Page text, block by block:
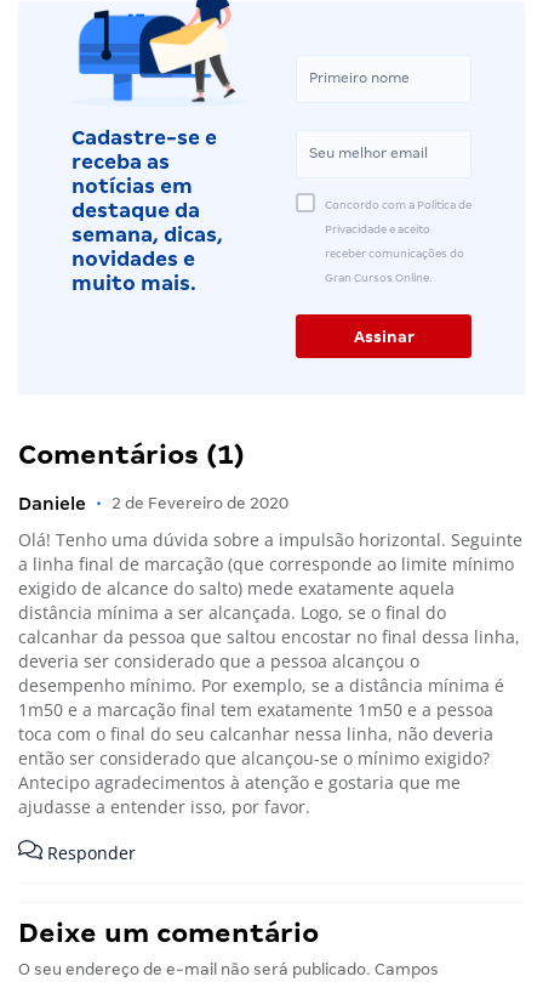
Cadastre-se e
receba as
notícias em
destaque da
semana, dicas,
novidades e
muito mais.
Concordo com a Política de
Privacidade e aceito
receber comunicações do
Gran Cursos Online.
Comentários (1)
Daniele • 2 de Fevereiro de 2020
Olá! Tenho uma dúvida sobre a impulsão horizontal. Seguinte
a linha final de marcação (que corresponde ao limite mínimo
exigido de alcance do salto) mede exatamente aquela
distância mínima a ser alcançada. Logo, se o final do
calcanhar da pessoa que saltou encostar no final dessa linha,
deveria ser considerado que a pessoa alcançou o
desempenho mínimo. Por exemplo, se a distância mínima é
1m50 e a marcação final tem exatamente 1m50 e a pessoa
toca com o final do seu calcanhar nessa linha, não deveria
então ser considerado que alcançou-se o mínimo exigido?
Antecipo agradecimentos à atenção e gostaria que me
ajudasse a entender isso, por favor.
Responder
Deixe um comentário
O seu endereço de e-mail não será publicado. Campos